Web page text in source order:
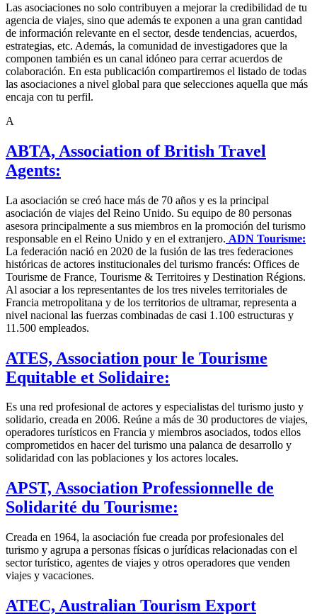
Las asociaciones no solo contribuyen a mejorar la credibilidad de tu
agencia de viajes, sino que además te exponen a una gran cantidad
de información relevante en el sector, desde tendencias, acuerdos,
estrategias, etc. Además, la comunidad de investigadores que la
componen también es un canal idóneo para cerrar acuerdos de
colaboración. En esta publicación compartiremos el listado de todas
las asociaciones a nivel global para que selecciones aquella que más
encaja con tu perfil.
A
ABTA, Association of British Travel
Agents:
La asociación se creó hace más de 70 años y es la principal
asociación de viajes del Reino Unido. Su equipo de 80 personas
asesora principalmente a sus miembros en la promoción del turismo
responsable en el Reino Unido y en el extranjero. ADN Tourisme:
La federación nació en 2020 de la fusión de las tres federaciones
históricas de actores institucionales del turismo francés: Offices de
Tourisme de France, Tourisme & Territoires y Destination Régions.
Al asociar a los representantes de los tres niveles territoriales de
Francia metropolitana y de los territorios de ultramar, representa a
nivel nacional las fuerzas combinadas de casi 1.100 estructuras y
11.500 empleados.
ATES, Association pour le Tourisme
Equitable et Solidaire:
Es una red profesional de actores y especialistas del turismo justo y
solidario, creada en 2006. Reúne a más de 30 productores de viajes,
operadores turísticos en Francia y miembros asociados, todos ellos
comprometidos en hacer del turismo una palanca de desarrollo y
solidaridad con las poblaciones y los actores locales.
APST, Association Professionnelle de
Solidarité du Tourisme:
Creada en 1964, la asociación fue creada por profesionales del
turismo y agrupa a personas físicas o jurídicas relacionadas con el
sector turístico, agentes de viajes y otros operadores que venden
viajes y vacaciones.
ATEC, Australian Tourism Export